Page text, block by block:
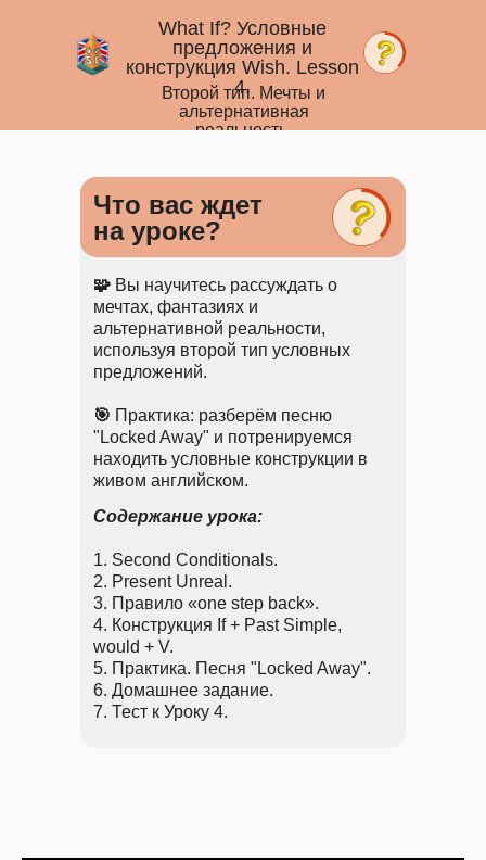
What If? Условные
предложения и
конструкция Wish. Lesson
4.
Второй тип. Мечты и
альтернативная
реальность.
Что вас ждет
на уроке?
🧩 Вы научитесь рассуждать о
мечтах, фантазиях и
альтернативной реальности,
используя второй тип условных
предложений.
🎯 Практика: разберём песню
"Locked Away" и потренируемся
находить условные конструкции в
живом английском.
Содержание урока:
1. Second Conditionals.
2. Present Unreal.
3. Правило «one step back».
4. Конструкция If + Past Simple,
would + V.
5. Практика. Песня "Locked Away".
6. Домашнее задание.
7. Тест к Уроку 4.